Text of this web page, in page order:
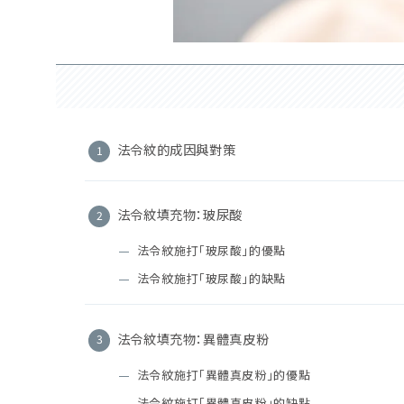
法令紋的成因與對策
法令紋填充物：玻尿酸
法令紋施打「玻尿酸」的優點
法令紋施打「玻尿酸」的缺點
法令紋填充物：異體真皮粉
法令紋施打「異體真皮粉」的優點